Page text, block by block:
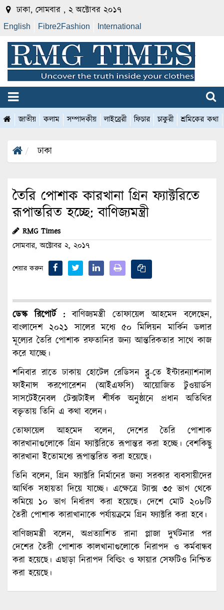
ঢাকা, সোমবার , ২ অক্টোবর ২০১৭
English Fibre2Fashion International
জাতীয় কলাম সম্পাদকীয় লাইব্রেরী ফিচার চাকুরী শ্রমিকের কথা
ঢাকা
তৈরি পোশাক কারখানা গ্রিন ফ্যাক্টরিতে
রূপান্তরিত হচ্ছে: বাণিজ্যমন্ত্রী
RMG Times
সোমবার, অক্টোবর ২, ২০১৭
শেয়ার করুন
ডেস্ক রিপোর্ট : বাণিজ্যমন্ত্রী তোফায়েল আহমেদ বলেছেন,
বাংলাদেশ ২০২১ সালের মধ্যে ৫০ মিলিয়ন মার্কিন ডলার
মূল্যের তৈরি পোশাক রফতানির জন্য আন্তরিকতার সাথে কাজ
করে যাচ্ছে।
শনিবার রাতে ঢাকায় হোটেল রেডিসন ব্লু-তে ইন্টারন্যাশনাল
ফাইনান্স করপোরেশন (আইএফসি) আয়োজিত টুওয়ার্ডস
সাসটেইনেবল টেক্সটাইল শীর্ষক অনুষ্ঠানে প্রধান অতিথির
বক্তৃতায় তিনি এ কথা বলেন।
তোফায়েল আহমেদ বলেন, দেশের তৈরি পোশাক
কারখানাগুলোকে গ্রিন ফ্যাক্টরিতে রূপান্তর করা হচ্ছে। বেশকিছু
কারখানা ইতোমধ্যে রূপান্তরিত করা হয়েছে।
তিনি বলেন, গ্রিন ফ্যাক্টরি নির্মানের জন্য সরকার ব্যবসায়ীদের
আর্থিক সহায়তা দিয়ে যাচ্ছে। এক্ষেত্রে ট্যাক্স ৩৫ ভাগ থেকে
কমিয়ে ১০ ভাগ নির্ধারণ করা হয়েছে। দেশে মোট ২০৮টি
তৈরী পোশাক কারাখানাকে পর্যায়ক্রমে গ্রিন ফ্যাক্টরি করা হবে।
বাণিজ্যমন্ত্রী বলেন, অপ্রত্যাশিত রানা প্লাজা দুর্ঘটনার পর
দেশের তৈরী পোশাক কালখানাগুলোকে নিরাপদ ও কর্মবান্ধব
করা হয়েছে। এছাড়া নিরাপদ বিল্ডিং ও ফায়ার সেফটিও নিশ্চিত
করা হয়েছে।